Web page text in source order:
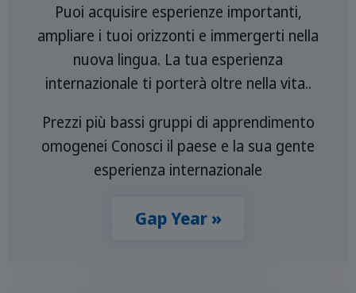
Puoi acquisire esperienze importanti,
ampliare i tuoi orizzonti e immergerti nella
nuova lingua. La tua esperienza
internazionale ti porterà oltre nella vita..
Prezzi più bassi gruppi di apprendimento
omogenei Conosci il paese e la sua gente
esperienza internazionale
Gap Year »